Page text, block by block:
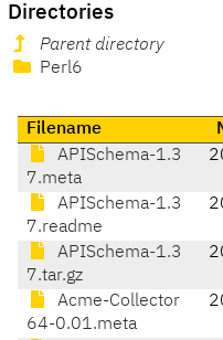
Directories
Parent directory
Perl6
Filename
APISchema-1.3
7.meta
APISchema-1.3
7.readme
APISchema-1.3
7.tar.gz
Acme-Collector
64-0.01.meta